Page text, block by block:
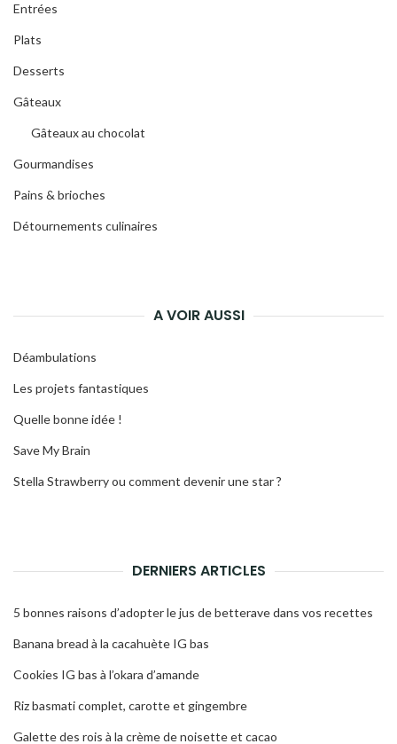
Entrées
Plats
Desserts
Gâteaux
Gâteaux au chocolat
Gourmandises
Pains & brioches
Détournements culinaires
A VOIR AUSSI
Déambulations
Les projets fantastiques
Quelle bonne idée !
Save My Brain
Stella Strawberry ou comment devenir une star ?
DERNIERS ARTICLES
5 bonnes raisons d’adopter le jus de betterave dans vos recettes
Banana bread à la cacahuète IG bas
Cookies IG bas à l’okara d’amande
Riz basmati complet, carotte et gingembre
Galette des rois à la crème de noisette et cacao